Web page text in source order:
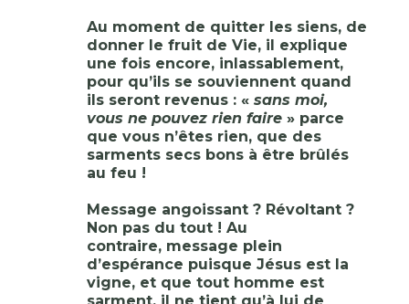
Au moment de quitter les siens, de
donner le fruit de Vie, il explique
une fois encore, inlassablement,
pour qu’ils se souviennent quand
ils seront revenus : « sans moi,
vous ne pouvez rien faire» parce
que vous n’êtes rien, que des
sarments secs bons à être brûlés
au feu !
Message angoissant ? Révoltant ?
Non pas du tout ! Au
contraire, message plein
d’espérance puisque Jésus est la
vigne, et que tout homme est